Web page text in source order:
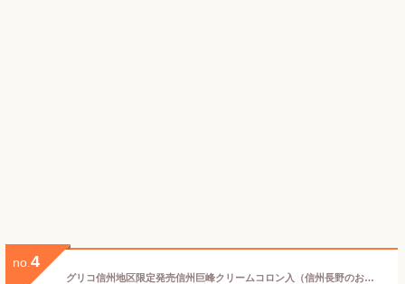
no. 4
グリコ信州地区限定発売信州巨峰クリームコロン入（信州長野のお土産 お菓子 土産 おみやげ 葡萄 ぶどう チョコレート菓子 長野県 長野土産 長野お土産 通販）